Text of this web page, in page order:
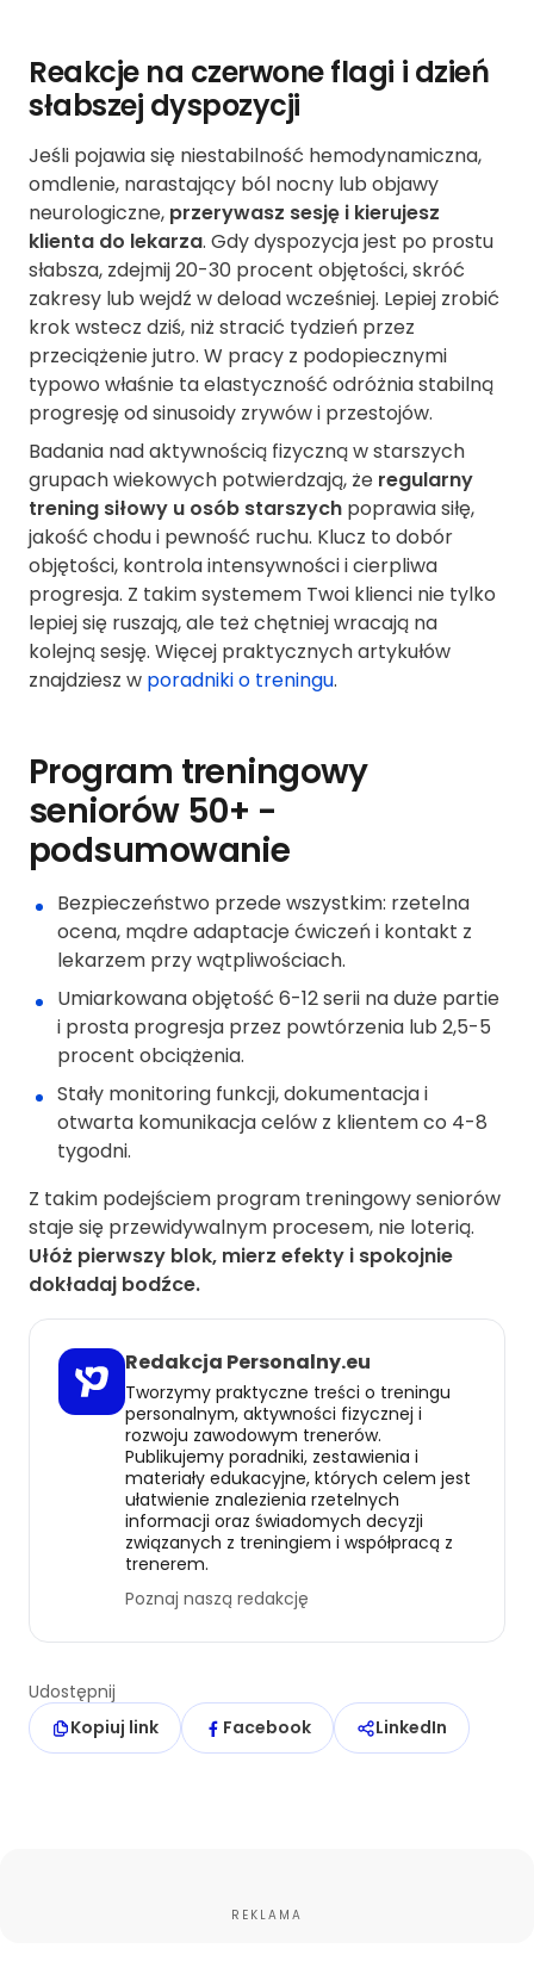
Reakcje na czerwone flagi i dzień
słabszej dyspozycji
Jeśli pojawia się niestabilność hemodynamiczna,
omdlenie, narastający ból nocny lub objawy
neurologiczne, przerywasz sesję i kierujesz
klienta do lekarza. Gdy dyspozycja jest po prostu
słabsza, zdejmij 20-30 procent objętości, skróć
zakresy lub wejdź w deload wcześniej. Lepiej zrobić
krok wstecz dziś, niż stracić tydzień przez
przeciążenie jutro. W pracy z podopiecznymi
typowo właśnie ta elastyczność odróżnia stabilną
progresję od sinusoidy zrywów i przestojów.
Badania nad aktywnością fizyczną w starszych
grupach wiekowych potwierdzają, że regularny
trening siłowy u osób starszych poprawia siłę,
jakość chodu i pewność ruchu. Klucz to dobór
objętości, kontrola intensywności i cierpliwa
progresja. Z takim systemem Twoi klienci nie tylko
lepiej się ruszają, ale też chętniej wracają na
kolejną sesję. Więcej praktycznych artykułów
znajdziesz w poradniki o treningu.
Program treningowy
seniorów 50+ -
podsumowanie
Bezpieczeństwo przede wszystkim: rzetelna
ocena, mądre adaptacje ćwiczeń i kontakt z
lekarzem przy wątpliwościach.
Umiarkowana objętość 6-12 serii na duże partie
i prosta progresja przez powtórzenia lub 2,5-5
procent obciążenia.
Stały monitoring funkcji, dokumentacja i
otwarta komunikacja celów z klientem co 4-8
tygodni.
Z takim podejściem program treningowy seniorów
staje się przewidywalnym procesem, nie loterią.
Ułóż pierwszy blok, mierz efekty i spokojnie
dokładaj bodźce.
Redakcja Personalny.eu
Tworzymy praktyczne treści o treningu
personalnym, aktywności fizycznej i
rozwoju zawodowym trenerów.
Publikujemy poradniki, zestawienia i
materiały edukacyjne, których celem jest
ułatwienie znalezienia rzetelnych
informacji oraz świadomych decyzji
związanych z treningiem i współpracą z
trenerem.
Poznaj naszą redakcję
Udostępnij
Kopiuj link
Facebook LinkedIn
REKLAMA